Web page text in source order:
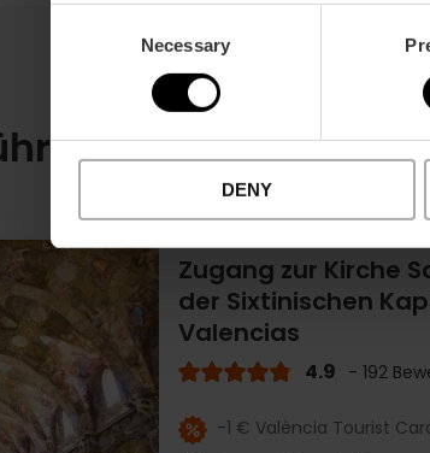
Necessary
DENY
Touren durch
Zugang zur Kirche
der Sixtinischen
Valencias
4.9 - 192
-1 € València Tourist